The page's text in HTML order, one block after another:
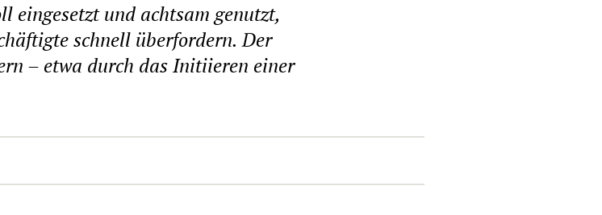
eingesetzt und achtsam genutzt,
schnell überfordern. Der
– etwa durch das Initiieren einer